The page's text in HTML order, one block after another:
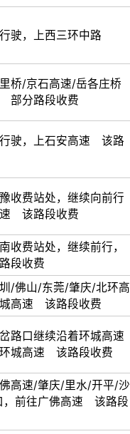
驶，上西三环中路
桥/京石高速/岳各庄桥
部分路段收费
驶，上石安高速 该路
收费站处，继续向前行
该路段收费
收费站处，继续前行，
段收费
/佛山/东莞/肇庆/北环高
高速 该路段收费
路口继续沿着环城高速
城高速 该路段收费
高速/肇庆/里水/开平/沙
，前往广佛高速 该路段